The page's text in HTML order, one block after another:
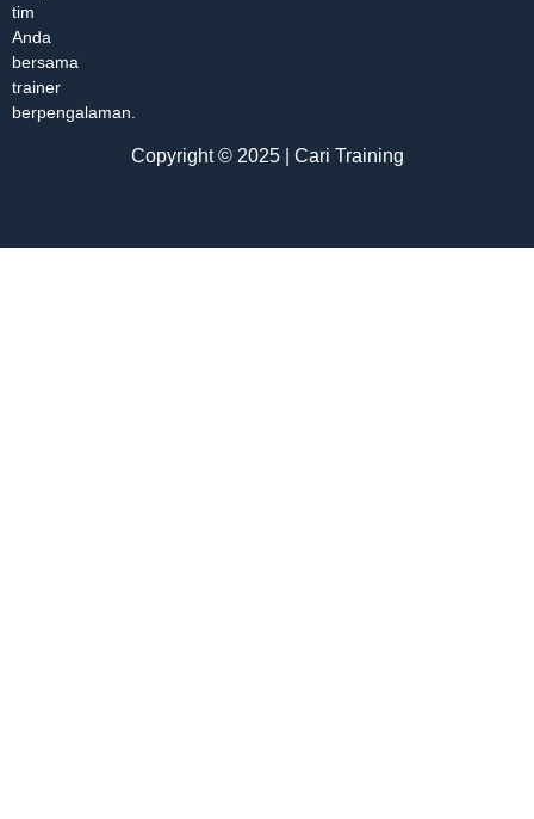
tim
Anda
bersama
trainer
berpengalaman.
Copyright © 2025 | Cari Training